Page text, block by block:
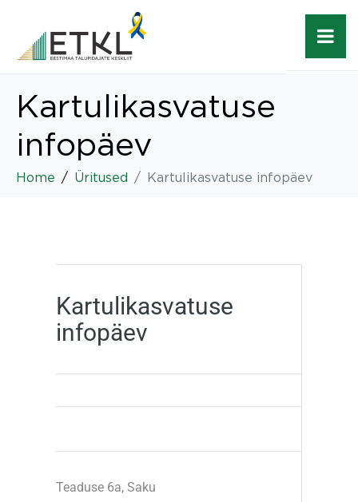
Kartulikasvatuse
infopäev
Home Üritused Kartulikasvatuse infopäev
Kartulikasvatuse
infopäev
Teaduse 6a, Saku